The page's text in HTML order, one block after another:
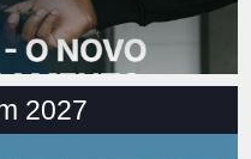
2027